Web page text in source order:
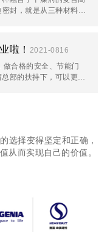
封，就是从三种材料变
16
2021-08
啦！
合格的安全、节能门
部的扶持下，可以更好
选择变得坚定和正确，
从而实现自己的价值。